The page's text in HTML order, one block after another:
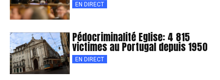
EN DIRECT
Pédocriminalité Eglise: 4 815
victimes au Portugal depuis 1950
EN DIRECT